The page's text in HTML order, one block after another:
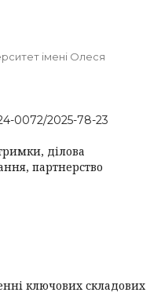
імені Олеся
0072/2025-78-23
ділова
партнерство
ключових складових